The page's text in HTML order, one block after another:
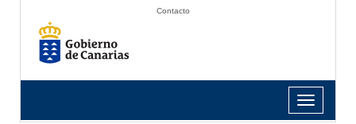
Contacto
Toggle
navigation